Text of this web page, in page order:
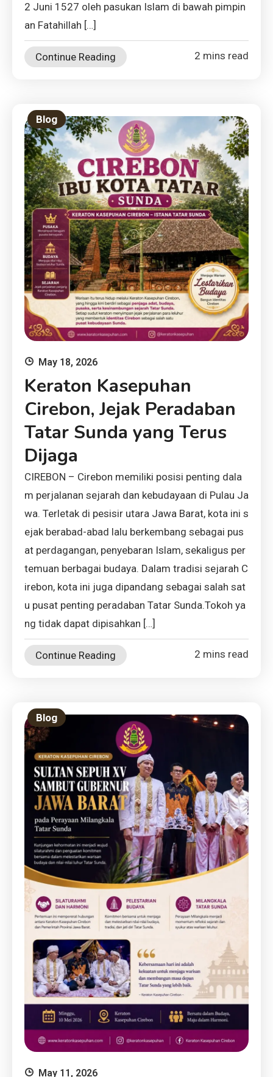
2 Juni 1527 oleh pasukan Islam di bawah pimpin
an Fatahillah […]
Continue Reading 2 mins read
Blog
May 18, 2026
Keraton Kasepuhan
Cirebon, Jejak Peradaban
Tatar Sunda yang Terus
Dijaga
CIREBON – Cirebon memiliki posisi penting dala
m perjalanan sejarah dan kebudayaan di Pulau Ja
wa. Terletak di pesisir utara Jawa Barat, kota ini s
ejak berabad-abad lalu berkembang sebagai pus
at perdagangan, penyebaran Islam, sekaligus per
temuan berbagai budaya. Dalam tradisi sejarah C
irebon, kota ini juga dipandang sebagai salah sat
u pusat penting peradaban Tatar Sunda.Tokoh ya
ng tidak dapat dipisahkan […]
Continue Reading 2 mins read
Blog
May 11, 2026